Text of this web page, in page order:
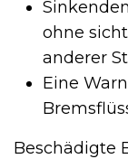
ohne
anderer
Eine
Beschädigte